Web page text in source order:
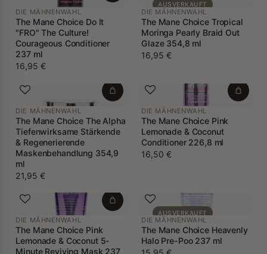
DIE MÄHNENWAHL
The Mane Choice Do It
"FRO" The Culture!
Courageous Conditioner
237 ml
16,95 €
AUSVERKAUFT
DIE MÄHNENWAHL
The Mane Choice Tropical
Moringa Pearly Braid Out
Glaze 354,8 ml
16,95 €
DIE MÄHNENWAHL
The Mane Choice The Alpha
Tiefenwirksame Stärkende
& Regenerierende
Maskenbehandlung 354,9
ml
21,95 €
DIE MÄHNENWAHL
The Mane Choice Pink
Lemonade & Coconut
Conditioner 226,8 ml
16,50 €
DIE MÄHNENWAHL
The Mane Choice Pink
Lemonade & Coconut 5-
Minute Reviving Mask 237
AUSVERKAUFT
DIE MÄHNENWAHL
The Mane Choice Heavenly
Halo Pre-Poo 237 ml